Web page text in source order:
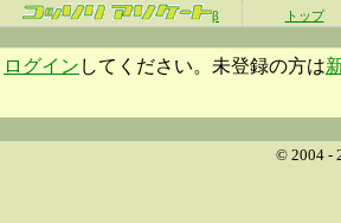
β トップ
ログイン してください。未登録の方は
© 2004 -